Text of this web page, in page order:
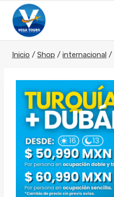
Saltar
contenido
Inicio / Shop / internacional /